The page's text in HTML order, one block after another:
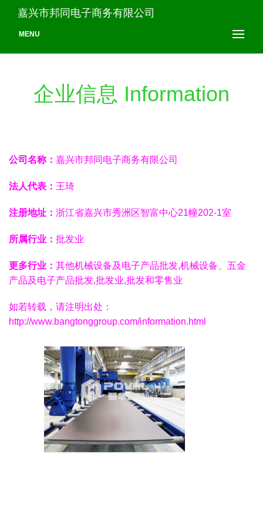
嘉兴市邦同电子商务有限公司
MENU
企业信息 Information
公司名称： 嘉兴市邦同电子商务有限公司
法人代表： 王琦
注册地址： 浙江省嘉兴市秀洲区智富中心21幢202-1室
所属行业： 批发业
更多行业： 其他机械设备及电子产品批发,机械设备、五金
产品及电子产品批发,批发业,批发和零售业
如若转载，请注明出处：
http://www.bangtonggroup.com/information.html